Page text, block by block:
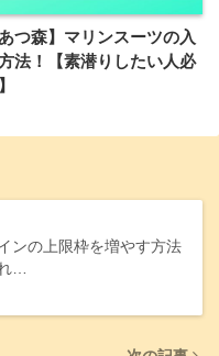
あつ森】マリンスーツの入
法！【素潜りしたい人必
ンの上限枠を増やす方法
…